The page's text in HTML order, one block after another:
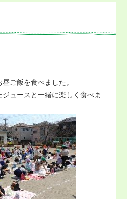
ご飯を食べました。
ュースと一緒に楽しく食べま